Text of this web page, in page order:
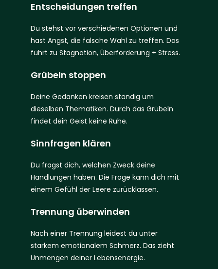
Entscheidungen treffen
Du stehst vor verschiedenen Optionen und
hast Angst, die falsche Wahl zu treffen. Das
führt zu Stagnation, Überforderung + Stress.
Grübeln stoppen
Deine Gedanken kreisen ständig um
dieselben Thematiken. Durch das Grübeln
findet dein Geist keine Ruhe.
Sinnfragen klären
Du fragst dich, welchen Zweck deine
Handlungen haben. Die Frage kann dich mit
einem Gefühl der Leere zurücklassen.
Trennung überwinden
Nach einer Trennung leidest du unter
starkem emotionalem Schmerz. Das zieht
Unmengen deiner Lebensenergie.